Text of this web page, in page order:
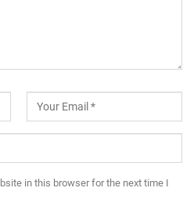
in this browser for the next time I